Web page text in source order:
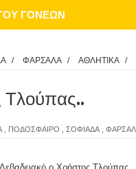
ΓΟΝΕΩΝ
/ ΦΑΡΣΑΛΑ / AΘΛΗΤΙΚΑ /
Τλούπας..
ΠΟΔΟΣΦΑΙΡΟ ΣΟΦΙΑΔΑ